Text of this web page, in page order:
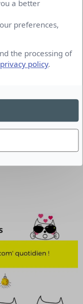
a better
preferences,
the processing of
privacy policy.